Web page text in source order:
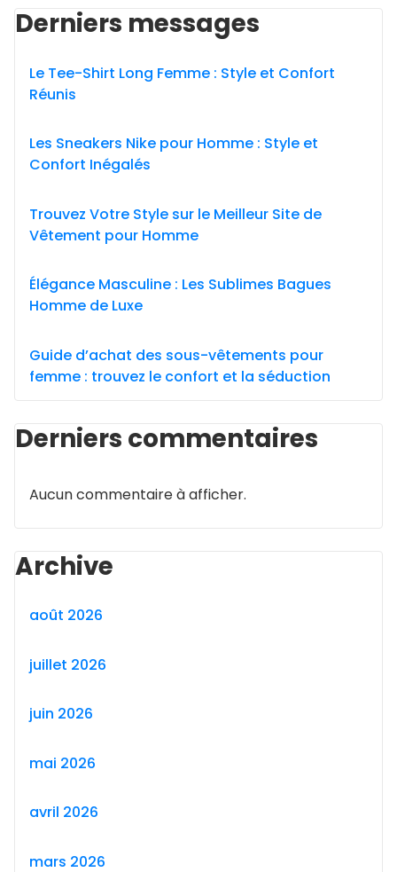
Derniers messages
Le Tee-Shirt Long Femme : Style et Confort
Réunis
Les Sneakers Nike pour Homme : Style et
Confort Inégalés
Trouvez Votre Style sur le Meilleur Site de
Vêtement pour Homme
Élégance Masculine : Les Sublimes Bagues
Homme de Luxe
Guide d’achat des sous-vêtements pour
femme : trouvez le confort et la séduction
Derniers commentaires
Aucun commentaire à afficher.
Archive
août 2026
juillet 2026
juin 2026
mai 2026
avril 2026
mars 2026